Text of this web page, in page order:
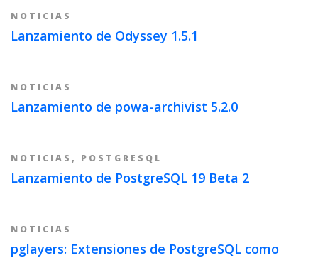
NOTICIAS
Lanzamiento de Odyssey 1.5.1
NOTICIAS
Lanzamiento de powa-archivist 5.2.0
NOTICIAS , POSTGRESQL
Lanzamiento de PostgreSQL 19 Beta 2
NOTICIAS
pglayers: Extensiones de PostgreSQL como